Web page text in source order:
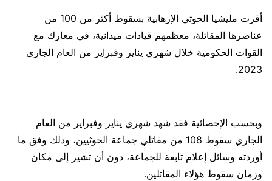
أقرت مليشيا الحوثي الإرهابية بسقوط أكثر من 100 من
عناصرها المقاتلة، معظمهم قيادات ميدانية، في معارك مع
القوات الحكومية خلال شهري يناير وفبراير من العام الجاري
2023.
وبحسب الإحصائية فقد شهد شهري يناير وفبراير من العام
الجاري سقوط 108 من مقاتلي جماعة الحوثيين، وذلك وفق ما
أوردته وسائل إعلام تابعة للجماعة، دون أن تشير إلى مكان
وزمان سقوط هؤلاء المقاتلين.